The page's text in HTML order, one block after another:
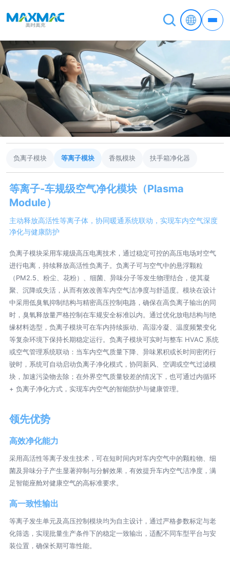
负离子模块 等离子模块 香氛模块 扶手箱净化器
等离子-车规级空气净化模块（Plasma
Module）
主动释放高活性等离子体，协同暖通系统联动，实现车内空气深度
净化与健康防护
负离子模块采用车规级高压电离技术，通过稳定可控的高压电场对空气
进行电离，持续释放高活性负离子。负离子可与空气中的悬浮颗粒
（PM2.5、粉尘、花粉）、细菌、异味分子等发生物理结合，使其凝
聚、沉降或失活，从而有效改善车内空气洁净度与舒适度。模块在设计
中采用低臭氧抑制结构与精密高压控制电路，确保在高负离子输出的同
时，臭氧释放量严格控制在车规安全标准以内。通过优化放电结构与绝
缘材料选型，负离子模块可在车内持续振动、高湿冷凝、温度频繁变化
等复杂环境下保持长期稳定运行。负离子模块可实时与整车 HVAC 系统
或空气管理系统联动：当车内空气质量下降、异味累积或长时间密闭行
驶时，系统可自动启动负离子净化模式，协同新风、空调或空气过滤模
块，加速污染物去除；在外界空气质量较差的情况下，也可通过内循环
+ 负离子净化方式，实现车内空气的智能防护与健康管理。
领先优势
高效净化能力
采用高活性等离子发生技术，可在短时间内对车内空气中的颗粒物、细
菌及异味分子产生显著抑制与分解效果，有效提升车内空气洁净度，满
足智能座舱对健康空气的高标准要求。
高一致性输出
等离子发生单元及高压控制模块均为自主设计，通过严格参数标定与老
化筛选，实现批量生产条件下的稳定一致输出，适配不同车型平台与安
装位置，确保长期可靠性能。